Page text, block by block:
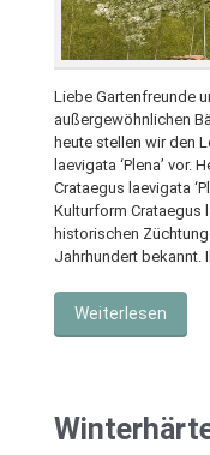
Liebe Gartenfreunde
außergewöhnlichen
heute stellen wir den
laevigata ‘Plena’
Crataegus laevigata
Kulturform Crataegus
historischen
Jahrhundert bekannt.
Weiterlesen